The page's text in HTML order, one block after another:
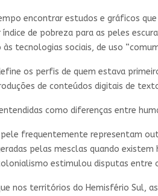
encontrar estudos e gráficos
de pobreza para as peles
tecnologias sociais, de uso
os perfis de quem estava
de conteúdos digitais de
como diferenças entre
frequentemente representam
pelas mesclas quando
estimulou disputas entre
nos territórios do Hemisfério Sul,